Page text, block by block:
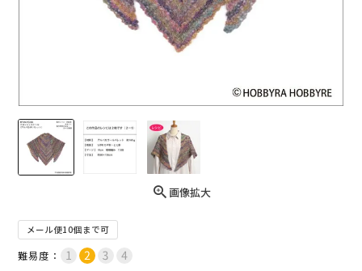
画像拡大
メール便10個まで可
難易度：